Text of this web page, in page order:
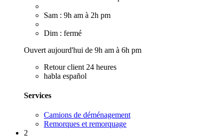
Sam : 9h am à 2h pm
Dim : fermé
Ouvert aujourd'hui de 9h am à 6h pm
Retour client 24 heures
habla español
Services
Camions de déménagement
Remorques et remorquage
2